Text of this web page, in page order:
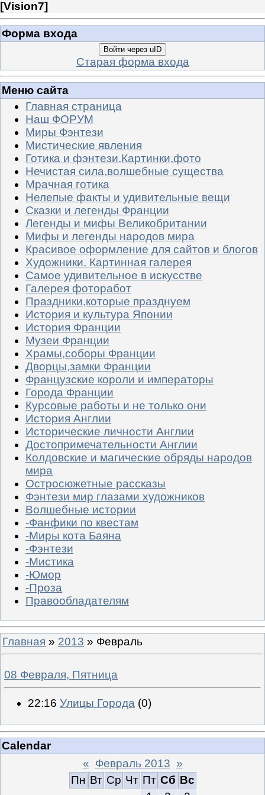
[Vision7]
Форма входа
Войти через uID
Старая форма входа
Меню сайта
Главная страница
Наш ФОРУМ
Миры Фэнтези
Мистические явления
Готика и фэнтези.Картинки,фото
Нечистая сила,волшебные существа
Мрачная готика
Нелепые факты и удивительные вещи
Сказки и легенды Франции
Легенды и мифы Великобритании
Мифы и легенды народов мира
Красивое оформление для сайтов и блогов
Художники. Картинная галерея
Самое удивительное в искусстве
Галерея фоторабот
Праздники,которые празднуем
История и культура Японии
История Франции
Музеи Франции
Храмы,соборы Франции
Дворцы,замки Франции
Французские короли и императоры
Города Франции
Курсовые работы и не только они
История Англии
Исторические личности Англии
Достопримечательности Англии
Колдовские и магические обряды народов
мира
Остросюжетные рассказы
Фэнтези мир глазами художников
Волшебные истории
-Фанфики по квестам
-Миры кота Баяна
-Фэнтези
-Мистика
-Юмор
-Проза
Правообладателям
Главная » 2013 » Февраль
08 Февраля, Пятница
22:16 Улицы Города (0)
Calendar
« Февраль 2013 »
Пн Вт Ср Чт Пт Сб Вс